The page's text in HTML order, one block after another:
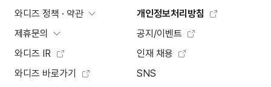
와디즈 정책 · 약관
개인정보처리방침
제휴문의
공지/이벤트
와디즈 IR
인재 채용
와디즈 바로가기
SNS